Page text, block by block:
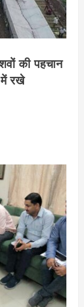
की पहचान
रखे